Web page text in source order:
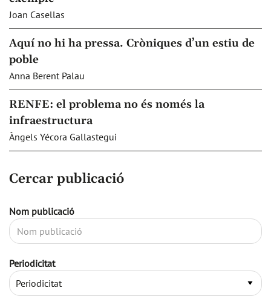
Joan Casellas
Aquí no hi ha pressa. Cròniques d’un estiu de
poble
Anna Berent Palau
RENFE: el problema no és només la
infraestructura
Àngels Yécora Gallastegui
Cercar publicació
Nom publicació
Periodicitat